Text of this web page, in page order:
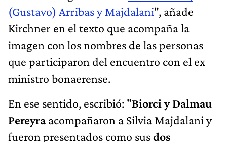
(Gustavo) Arribas y Majdalani", añade
Kirchner en el texto que acompaña la
imagen con los nombres de las personas
que participaron del encuentro con el ex
ministro bonaerense.
En ese sentido, escribió: "Biorci y Dalmau
Pereyraacompañaron a Silvia Majdalani y
fueron presentados como susdos